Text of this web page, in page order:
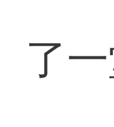
了